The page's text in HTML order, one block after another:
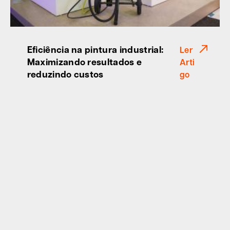
Eficiência na pintura industrial:
Maximizando resultados e
reduzindo custos
Ler
Arti
go